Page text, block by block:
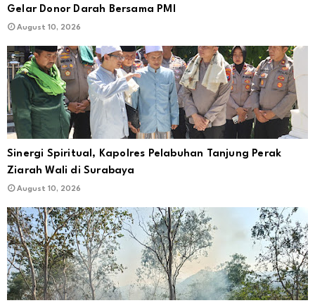
Gelar Donor Darah Bersama PMI
August 10, 2026
Sinergi Spiritual, Kapolres Pelabuhan Tanjung Perak
Ziarah Wali di Surabaya
August 10, 2026